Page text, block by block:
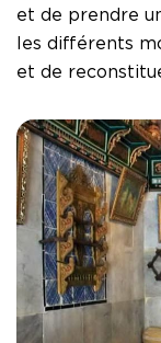
et de prendre
les différents
et de